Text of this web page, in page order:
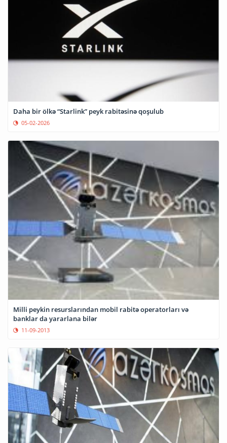
Daha bir ölkə “Starlink” peyk rabitəsinə qoşulub
05-02-2026
Milli peykin resurslarından mobil rabitə operatorları və
banklar da yararlana bilər
11-09-2013